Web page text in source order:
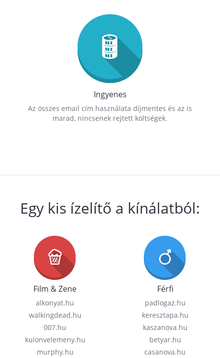
Ingyenes
Az összes email cím használata díjmentes és az is
marad, nincsenek rejtett költségek.
Egy kis ízelítő a kínálatból:
Film & Zene
alkonyat.hu
walkingdead.hu
007.hu
kulonvelemeny.hu
murphy.hu
Férfi
padlogaz.hu
keresztapa.hu
kaszanova.hu
betyar.hu
casanova.hu